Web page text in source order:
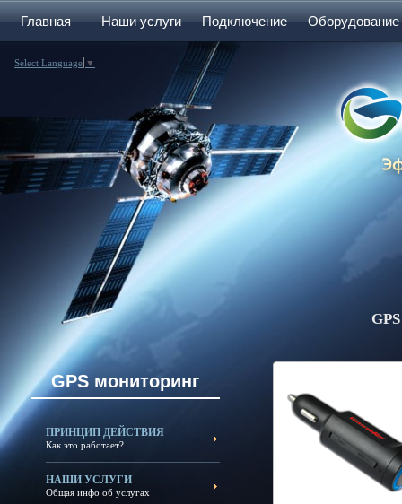
Главная Наши услуги Подключение Оборудование
Select Language ▼
GPS мониторинг
ПРИНЦИП ДЕЙСТВИЯ
Как это работает?
НАШИ УСЛУГИ
Общая инфо об услугах